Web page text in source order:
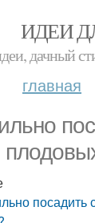
ИДЕИ
дачный
главная